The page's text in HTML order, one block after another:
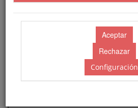
Configuración
Reservas de hotel